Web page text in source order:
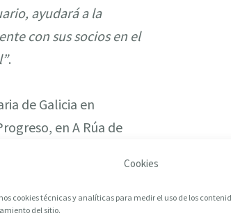
Cookies
cookies técnicas y analíticas para medir el uso de los
del sitio.
ayudará a la
con sus socios en el
.
de Galicia en
en A Rúa de